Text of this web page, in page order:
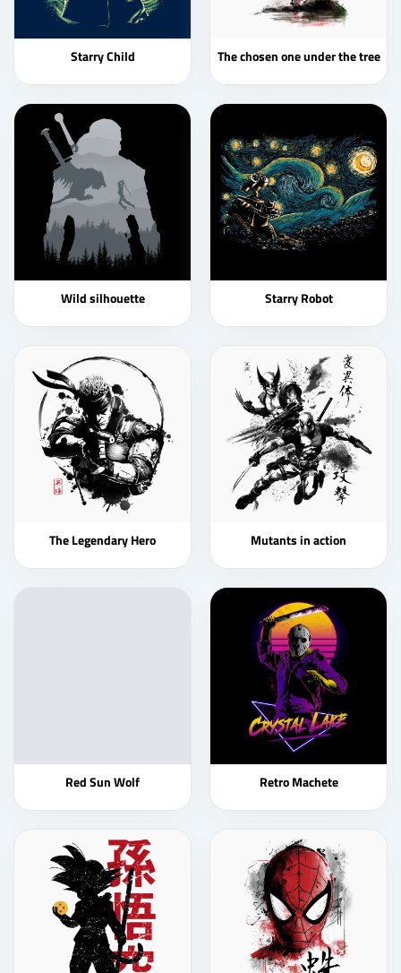
Starry Child The chosen one under the tree
Wild silhouette Starry Robot
The Legendary Hero Mutants in action
Red Sun Wolf Retro Machete